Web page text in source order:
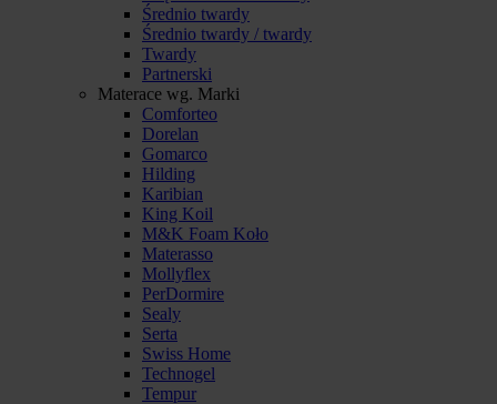
Średnio twardy
Średnio twardy / twardy
Twardy
Partnerski
Materace wg. Marki
Comforteo
Dorelan
Gomarco
Hilding
Karibian
King Koil
M&K Foam Koło
Materasso
Mollyflex
PerDormire
Sealy
Serta
Swiss Home
Technogel
Tempur